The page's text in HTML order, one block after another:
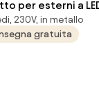
per esterni a
TOMMY H90 cm
230V, in metallo
gratuita